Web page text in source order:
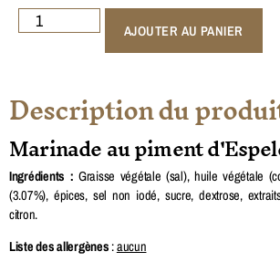
AJOUTER AU PANIER
Description du
Marinade au piment
Ingrédients : Graisse végétale (sal), huile végétale
(3.07%), épices, sel non iodé, sucre, dextrose,
citron.
Liste des allergènes :aucun